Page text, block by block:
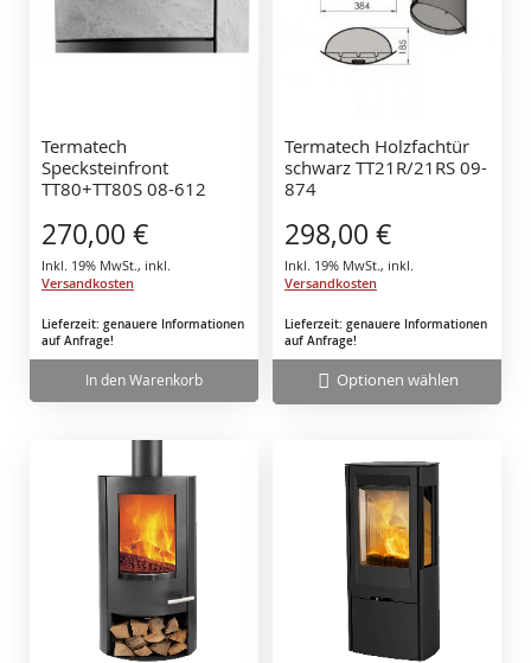
Termatech
Specksteinfront
TT80+TT80S 08-612
270,00 €
Inkl. 19% MwSt. , inkl.
Versandkosten
Lieferzeit: genauere Informationen
auf Anfrage!
In den Warenkorb
Termatech Holzfachtür
schwarz TT21R/21RS 09-
874
298,00 €
Inkl. 19% MwSt. , inkl.
Versandkosten
Lieferzeit: genauere Informationen
auf Anfrage!
Optionen wählen